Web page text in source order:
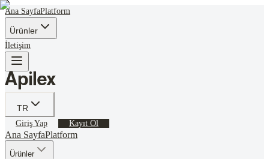
Ana SayfaPlatform
Ürünler
İletişim
TR
Giriş Yap Kayıt Ol
Ana SayfaPlatform
Ürünler